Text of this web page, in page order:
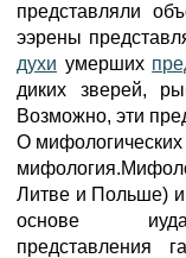
представляли
ээрены
духи умерших
диких зверей,
Возможно, эти
О мифологических
Литве и Польше)
основе
представления